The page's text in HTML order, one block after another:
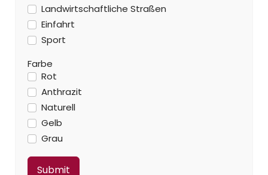
Landwirtschaftliche Straßen
Einfahrt
Sport
Farbe
Rot
Anthrazit
Naturell
Gelb
Grau